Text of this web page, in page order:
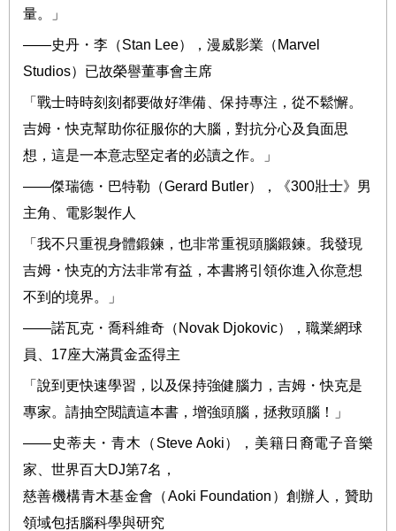
量。」
――史丹・李（Stan Lee）， 漫威影業（ Marvel
Studios）已故榮譽董事會主席
「戰士時時刻刻都要做好準備、保持專注，從不鬆懈。
吉姆・快克幫助你征服你的大腦，對抗分心及負面思
想，這是一本意志堅定者的必讀之作。」
――傑瑞德 ・ 巴特勒（Gerard Butler）， 《300壯士》男
主角、電影製作人
「我不只重視身體鍛鍊，也非常重視頭腦鍛鍊。我發現
吉姆・快克的方法非常有益，本書將引領你進入你意想
不到的境界。」
――諾瓦克 ・ 喬科維奇（ Novak Djokovic），職業網球
員、 17座大滿貫金盃得主
「說到更快速學習，以及保持強健腦力，吉姆・快克是
專家。請抽空閱讀這本書，增強頭腦，拯救頭腦！」
――史蒂夫 ・青木（ Steve Aoki），美籍日裔電子音樂
家、世界百大DJ第7名，
慈善機構青木基金會（Aoki Foundation ）創辦人，贊助
領域包括腦科學與研究